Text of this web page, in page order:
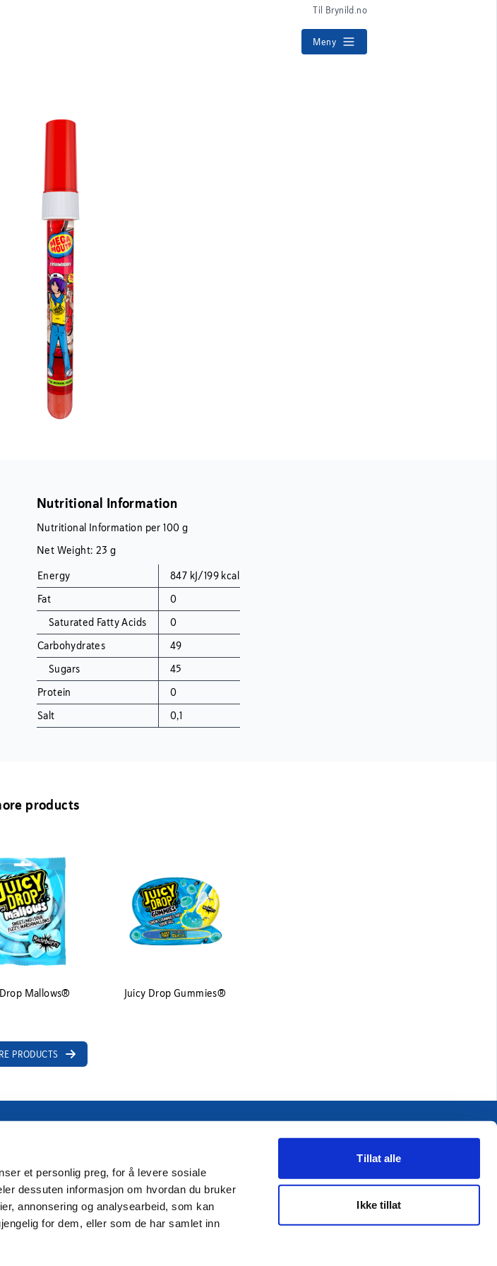
et personlig preg, for å levere sosiale
dessuten informasjon om hvordan du bruker
annonsering og analysearbeid, som kan
for dem, eller som de har samlet inn
Tillat alle
Ikke tillat
Til Brynild.no
Meny
Nutritional Information
Nutritional Information per 100 g
Net Weight: 23 g
Energy
847 kJ/199 kcal
Fat
0
Saturated Fatty Acids
0
Carbohydrates
49
Sugars
45
Protein
0
Salt
0,1
products
Mallows® Juicy Drop Gummies®
PRODUCTS
Christmas, Easter,
as well as some
Product catalog
Press releases